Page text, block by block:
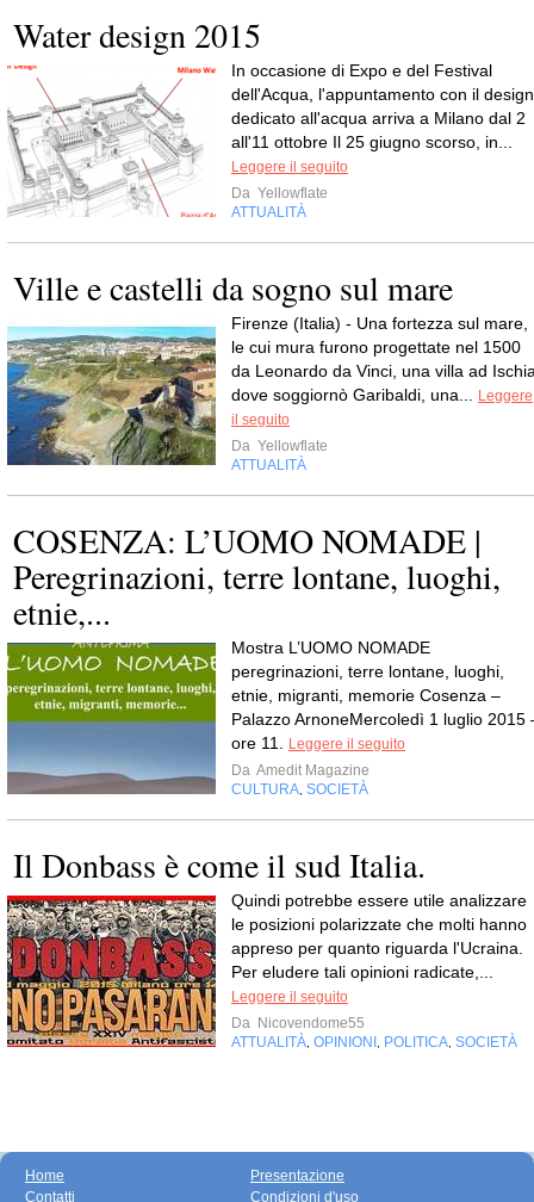
Water design 2015
In occasione di Expo e del Festival
dell'Acqua, l'appuntamento con il design
dedicato all'acqua arriva a Milano dal 2
all'11 ottobre Il 25 giugno scorso, in...
Leggere il seguito
Da Yellowflate
ATTUALITÀ
Ville e castelli da sogno sul mare
Firenze (Italia) - Una fortezza sul mare,
le cui mura furono progettate nel 1500
da Leonardo da Vinci, una villa ad
dove soggiornò Garibaldi, una... Leggere
il seguito
Da Yellowflate
ATTUALITÀ
COSENZA: L’UOMO NOMADE |
Peregrinazioni, terre lontane, luoghi,
etnie,...
Mostra L’UOMO NOMADE
peregrinazioni, terre lontane, luoghi,
etnie, migranti, memorie Cosenza –
Palazzo ArnoneMercoledì 1 luglio 2015
ore 11. Leggere il seguito
Da Amedit Magazine
CULTURA, SOCIETÀ
Il Donbass è come il sud Italia.
Quindi potrebbe essere utile analizzare
le posizioni polarizzate che molti hanno
appreso per quanto riguarda l'Ucraina.
Per eludere tali opinioni radicate,...
Leggere il seguito
Da Nicovendome55
ATTUALITÀ, OPINIONI , POLITICA, SOCIETÀ
Home
Contatti
Presentazione
Condizioni d'uso